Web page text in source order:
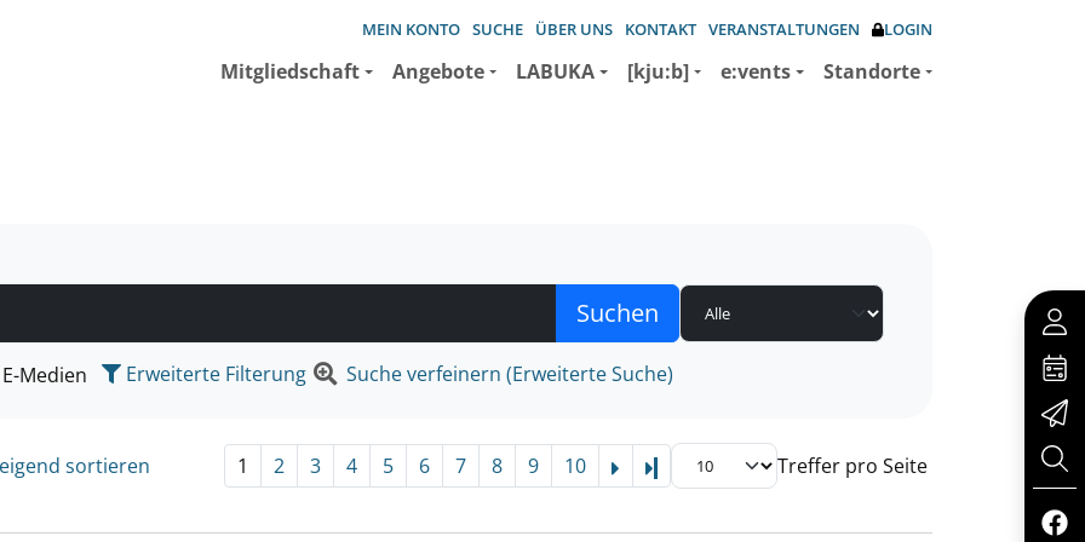
MEIN KONTO SUCHE ÜBER UNS KONTAKT VERANSTALTUNGEN LOGIN
Mitgliedschaft Angebote LABUKA [kju:b] e:vents Standorte
suchen wollen.
E-Medien Erweiterte Filterung Suche verfeinern (Erweiterte Suche)
sortieren 1 2 3 4 5 6 7 8 9 10 Letzte Seite Treffer pro Seite